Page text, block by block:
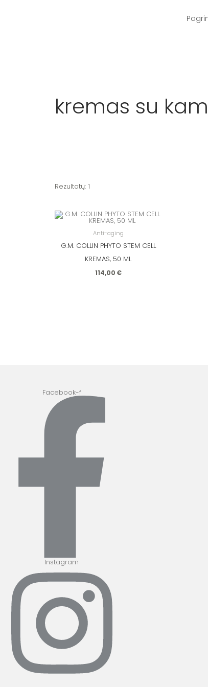
kremas su
Rezultatų: 1
Anti-aging
G.M. COLLIN PHYTO STEM CELL
KREMAS, 50 ML
114,00 €
Facebook-f
Instagram